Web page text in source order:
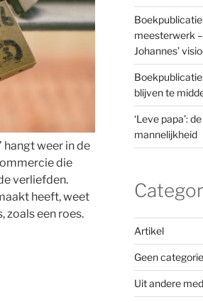
hangt weer in de
die
verliefden.
heeft, weet
zoals een roes.
meesterwerk
Johannes’
blijven te
‘Leve papa’:
mannelijkheid
Artikel
Geen categorie
Uit andere